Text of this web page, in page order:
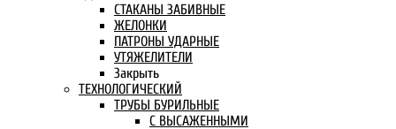
СТАКАНЫ ЗАБИВНЫЕ
ЖЕЛОНКИ
ПАТРОНЫ УДАРНЫЕ
УТЯЖЕЛИТЕЛИ
Закрыть
ТЕХНОЛОГИЧЕСКИЙ
ТРУБЫ БУРИЛЬНЫЕ
С ВЫСАЖЕННЫМИ